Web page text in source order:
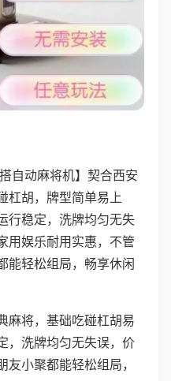
自动麻将机】契合西安
杠胡，牌型简单易上
行稳定，洗牌均匀无失
用娱乐耐用实惠，不管
能轻松组局，畅享休闲
麻将，基础吃碰杠胡易
，洗牌均匀无失误，价
小聚都能轻松组局，